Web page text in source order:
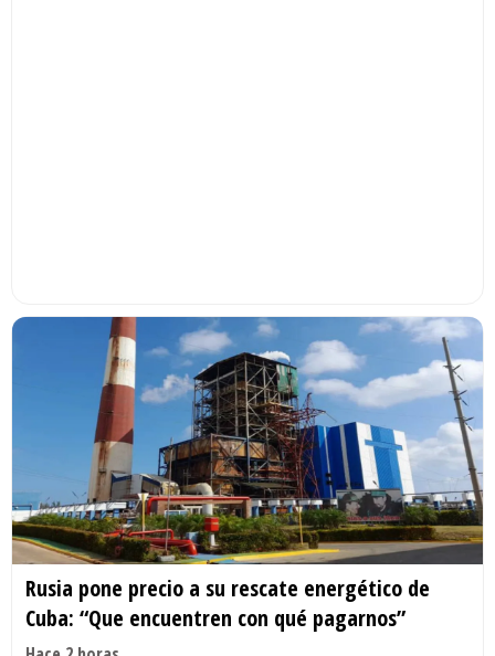
Rusia pone precio a su rescate energético de
Cuba: “Que encuentren con qué pagarnos”